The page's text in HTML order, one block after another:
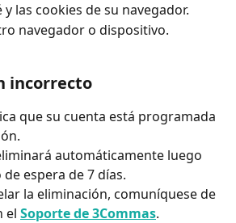
y las cookies de su navegador.
navegador o dispositivo.
incorrecto
que su cuenta está programada
automáticamente luego
espera de 7 días.
la eliminación, comuníquese de
el Soporte de 3Commas.